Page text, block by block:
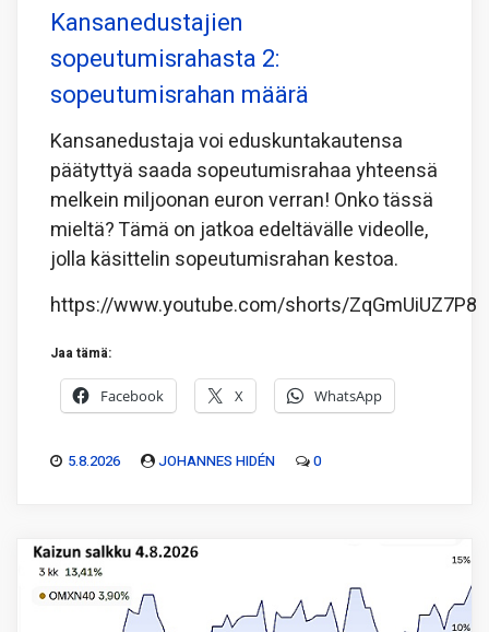
Kansanedustajien
sopeutumisrahasta 2:
sopeutumisrahan määrä
Kansanedustaja voi eduskuntakautensa
päätyttyä saada sopeutumisrahaa yhteensä
melkein miljoonan euron verran! Onko tässä
mieltä? Tämä on jatkoa edeltävälle videolle,
jolla käsittelin sopeutumisrahan kestoa.
https://www.youtube.com/shorts/ZqGmUiUZ7P8
Jaa tämä:
Facebook X WhatsApp
5.8.2026 JOHANNES HIDÉN 0